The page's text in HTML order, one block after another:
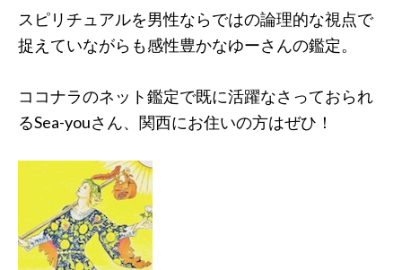
スピリチュアルを男性ならではの論理的な視点で
捉えていながらも感性豊かなゆーさんの鑑定。
ココナラのネット鑑定で既に活躍なさっておられ
るSea-youさん、関西にお住いの方はぜひ！